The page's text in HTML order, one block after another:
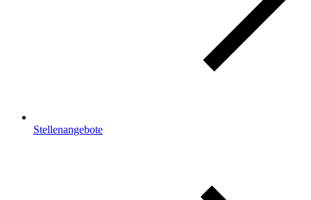
Stellenangebote